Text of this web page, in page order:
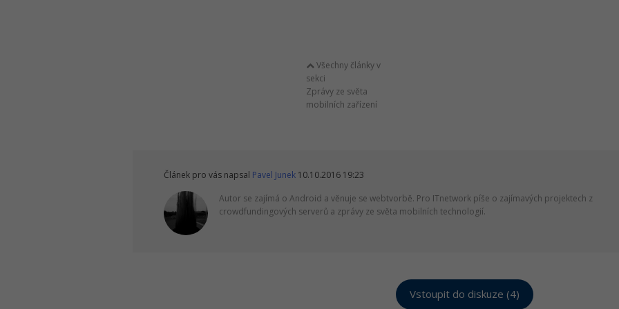
Všechny články v
sekci
Zprávy ze světa
mobilních zařízení
Článek pro vás napsal Pavel Junek 10.10.2016 19:23
Autor se zajímá o Android a věnuje se webtvorbě. Pro ITnetwork píše o zajímavých projektech z
crowdfundingových serverů a zprávy ze světa mobilních technologií.
Vstoupit do diskuze (4)